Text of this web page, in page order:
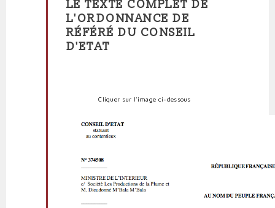
En
réponse
à
Les
décision
d'Etat
politpro
LE TEXTE COMPLET DE
L'ORDONNANCE DE
RÉFÉRÉ DU CONSEIL
D'ETAT
Cliquer sur l'image ci-dessous